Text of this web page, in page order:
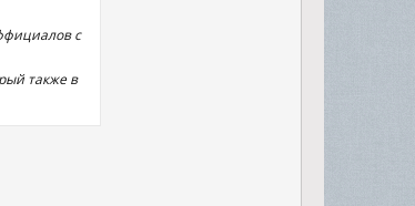
с
также в